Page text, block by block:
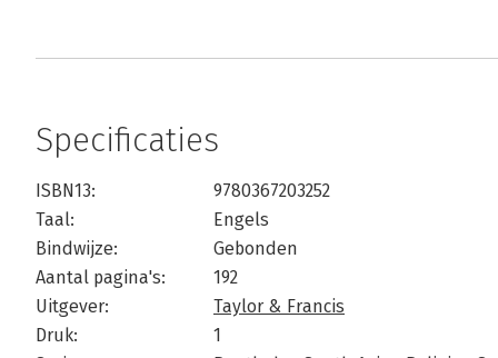
Specificaties
ISBN13:
9780367203252
Taal:
Engels
Bindwijze:
Gebonden
Aantal pagina's:
192
Uitgever:
Taylor & Francis
Druk:
1